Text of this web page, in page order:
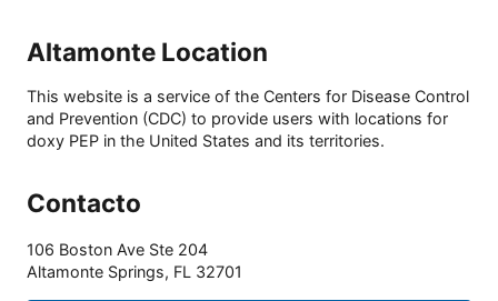
Altamonte Location
This website is a service of the Centers for Disease Control
and Prevention (CDC) to provide users with locations for
doxy PEP in the United States and its territories.
Contacto
106 Boston Ave Ste 204
Altamonte Springs, FL 32701